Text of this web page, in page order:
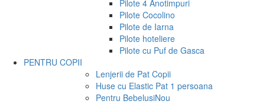
Pilote 4 Anotimpuri
Pilote Cocolino
Pilote de Iarna
Pilote hoteliere
Pilote cu Puf de Gasca
PENTRU COPII
Lenjerii de Pat Copii
Huse cu Elastic Pat 1 persoana
Pentru BebelusiNou